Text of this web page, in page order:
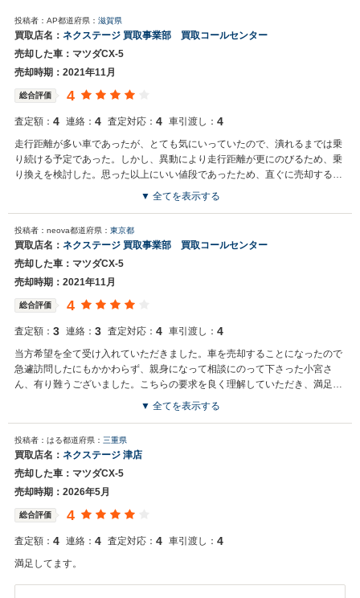
投稿者：AP都道府県： 滋賀県
買取店名： ネクステージ 買取事業部 買取コールセンター
売却した車：マツダCX-5
売却時期：2021年11月
総合評価 4
査定額： 4 連絡： 4 査定対応： 4 車引渡し： 4
走行距離が多い車であったが、とても気にいっていたので、潰れるまでは乗
り続ける予定であった。しかし、異動により走行距離が更にのびるため、乗
り換えを検討した。思った以上にいい値段であったため、直ぐに売却するこ
▼ 全てを表示する
投稿者：neova都道府県： 東京都
買取店名： ネクステージ 買取事業部 買取コールセンター
売却した車：マツダCX-5
売却時期：2021年11月
総合評価 4
査定額： 3 連絡： 3 査定対応： 4 車引渡し： 4
当方希望を全て受け入れていただきました。車を売却することになったので
急遽訪問したにもかかわらず、親身になって相談にのって下さった小宮さ
ん、有り難うございました。こちらの要求を良く理解していただき、満足す
る結果を得ることができました。感謝しています。これからも顧客マインド
買取店からの返信
お世話になっております。 株式会社ネクステージでございます。 この
度はネクステージをご利用いただきまして誠にありがとうございまし
た。 弊社は東証一部上場企業のため、安心してご利用いただければと
存じます。 買取や販売だけではなく、車検や整備、点検などもご用意
ージをご利用いただけますと幸いでございます。 今後とも宜しくお願
い申し上げます。
▼ 全てを表示する
投稿者：はる都道府県： 三重県
買取店名： ネクステージ 津店
売却した車：マツダCX-5
売却時期：2026年5月
総合評価 4
査定額： 4 連絡： 4 査定対応： 4 車引渡し： 4
満足してます。